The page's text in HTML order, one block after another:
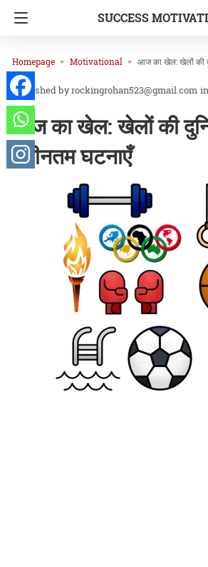
SUCCESS
Homepage Motivational आज का खेल: खेलों की
rockingrohan523@gmail.com in
आज का खेल: खेलों की
नवीनतम घटनाएँ